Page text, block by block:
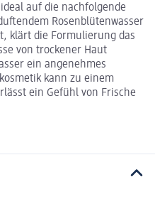
auf die nachfolgende
Rosenblütenwasser
klärt die Formulierung das
von trockener Haut
ein angenehmes
kann zu einem
ein Gefühl von Frische